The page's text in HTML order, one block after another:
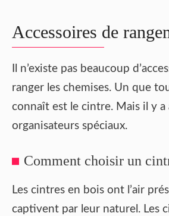
Accessoires de
Il n’existe pas beaucoup
ranger les chemises. Un que
connaît est le cintre. Mais il y a
organisateurs spéciaux.
Comment choisir un
Les cintres en bois ont l’air
captivent par leur naturel. Les